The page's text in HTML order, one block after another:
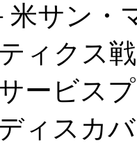
米サン・
ィクス
ービス
ィスカ